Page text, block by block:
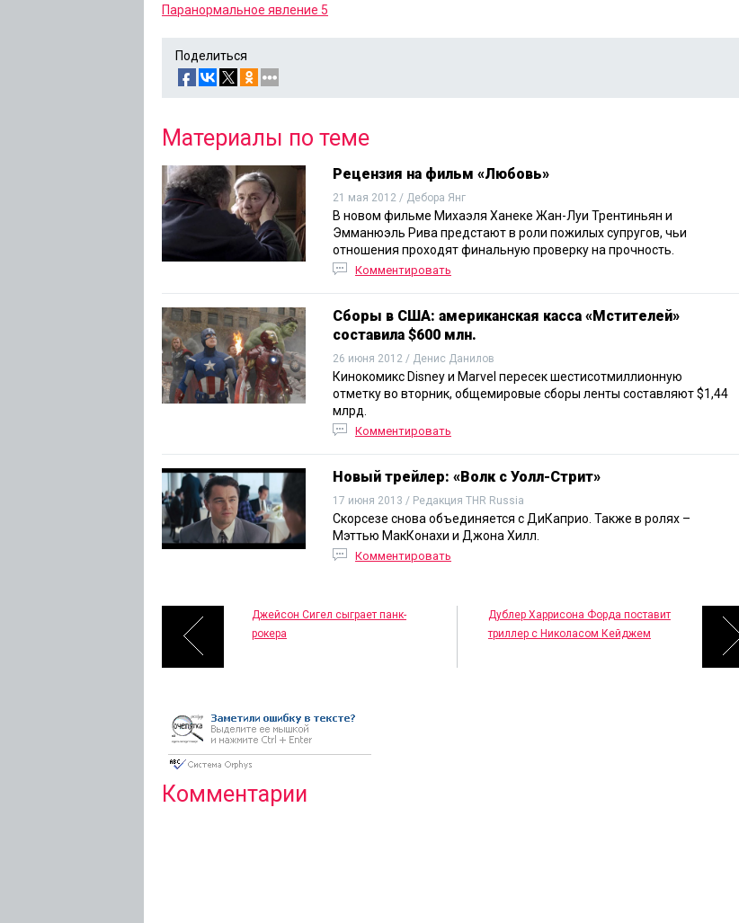
Паранормальное явление 5
Поделиться
Материалы по теме
Рецензия на фильм «Любовь»
21 мая 2012 / Дебора Янг
В новом фильме Михаэля Ханеке Жан-Луи Трентиньян и
Эмманюэль Рива предстают в роли пожилых супругов, чьи
отношения проходят финальную проверку на прочность.
Комментировать
Сборы в США: американская касса «Мстителей»
составила $600 млн.
26 июня 2012 / Денис Данилов
Кинокомикс Disney и Marvel пересек шестисотмиллионную
отметку во вторник, общемировые сборы ленты составляют $1,44
млрд.
Комментировать
Новый трейлер: «Волк с Уолл-Стрит»
17 июня 2013 / Редакция THR Russia
Скорсезе снова объединяется с ДиКаприо. Также в ролях –
Мэттью МакКонахи и Джона Хилл.
Комментировать
Джейсон Сигел сыграет панк-
рокера
Дублер Харрисона Форда поставит
триллер с Николасом Кейджем
Комментарии